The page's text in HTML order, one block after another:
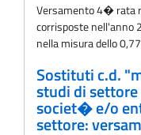
Versamento 4� rata
corrisposte nell'anno
nella misura dello
Sostituti c.d.
studi di
societ� e/o
settore: